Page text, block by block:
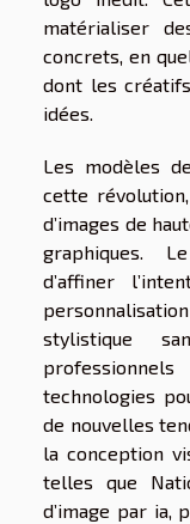
matérialiser
concrets, en
dont les
idées.
Les modèles
cette
d’images de
graphiques.
d’affiner
stylistique
technologies
de nouvelles
la conception
telles que
d’image par ia,